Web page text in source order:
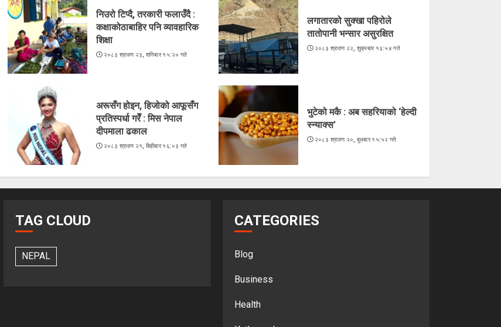
निउरो टिप्दै, तरकारी फलाउँदै :
कक्षाकोठाबाहिर पनि व्यावहारिक
शिक्षा
२०८३ श्रावण २३, शनिबार १५:२० गते
लगातारको सुक्खा पहिरोले
तातोपानी भन्सार असुरक्षित
२०८३ श्रावण २२, शुक्रबार १३:५४ गते
अरूसँग होइन, हिजोको आफूसँग
प्रतिस्पर्धा गरेँ : मिस नेपाल
दीपमाला ढकाल
२०८३ श्रावण २१, बिहीबार १६:०३ गते
भुटेको मकै : अब सहरियाको ‘हेल्दी
स्न्याक्स’
२०८३ श्रावण २०, बुधबार १५:५२ गते
TAG CLOUD
NEPAL
CATEGORIES
Blog
Business
Health